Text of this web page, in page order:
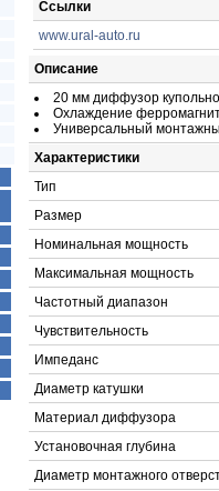
Ссылки
www.ural-auto.ru
Описание
20 мм диффузор
Охлаждение
Универсальный
Характеристики
Тип
Размер
Номинальная мощность
Максимальная мощность
Частотный диапазон
Чувствительность
Импеданс
Диаметр катушки
Материал диффузора
Установочная глубина
Диаметр монтажного